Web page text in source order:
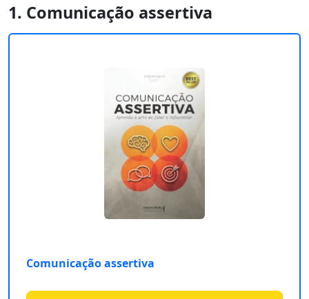
1. Comunicação assertiva
Comunicação assertiva